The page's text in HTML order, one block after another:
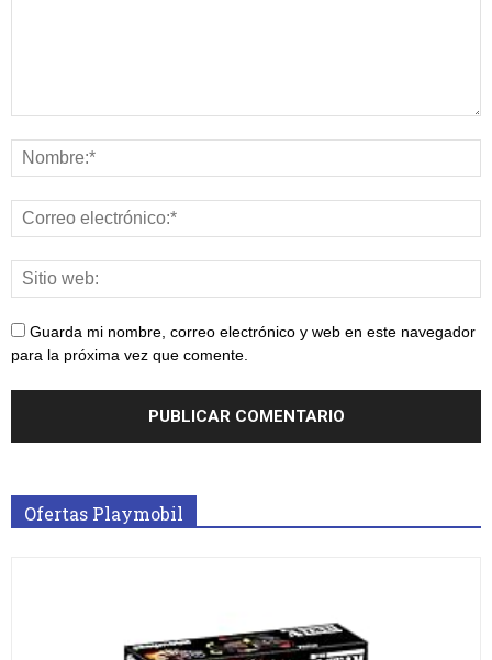
Guarda mi nombre, correo electrónico y web en este navegador
para la próxima vez que comente.
Ofertas Playmobil